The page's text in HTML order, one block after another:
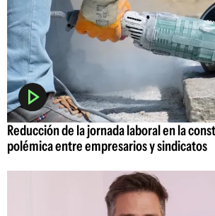
Reducción de la jornada laboral en la
polémica entre empresarios y sindicatos